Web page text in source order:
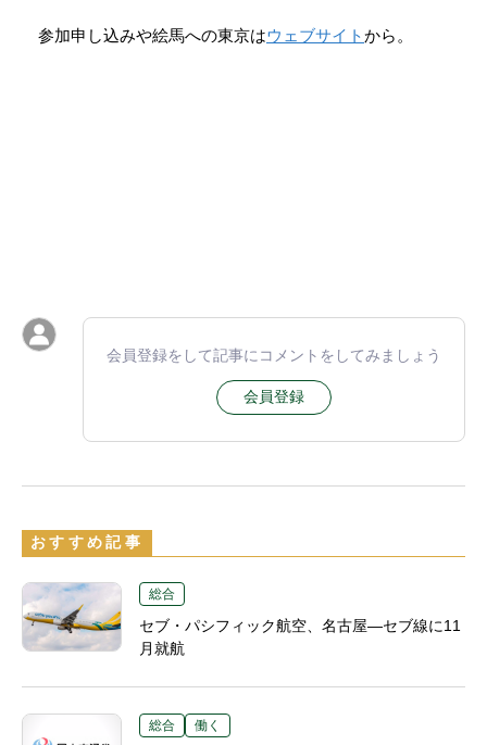
参加申し込みや絵馬への東京はウェブサイトから。
会員登録をして記事にコメントをしてみましょう
会員登録
おすすめ記事
総合
セブ・パシフィック航空、名古屋―セブ線に11
月就航
総合 働く